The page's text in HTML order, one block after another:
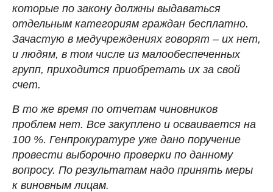
которые по закону должны выдаваться
отдельным категориям граждан бесплатно.
Зачастую в медучреждениях говорят – их нет,
и людям, в том числе из малообеспеченных
групп, приходится приобретать их за свой
счет.
В то же время по отчетам чиновников
проблем нет. Все закуплено и осваивается на
100 %. Генпрокуратуре уже дано поручение
провести выборочно проверки по данному
вопросу. По результатам надо принять меры
к виновным лицам.